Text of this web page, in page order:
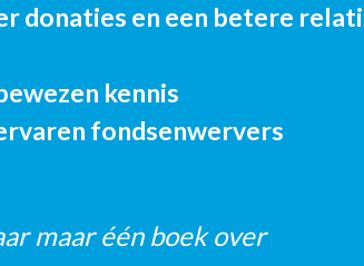
donaties en een betere
kennis
fondsenwervers
maar één boek over